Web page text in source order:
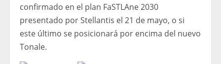
confirmado en el plan FaSTLAne 2030
presentado por Stellantis el 21 de mayo, o si
este último se posicionará por encima del nuevo
Tonale.